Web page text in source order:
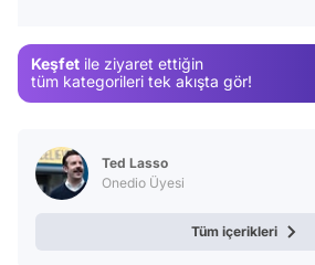
Keşfet ile ziyaret ettiğin
tüm kategorileri tek akışta gör!
Ted Lasso
Onedio Üyesi
Tüm içerikleri